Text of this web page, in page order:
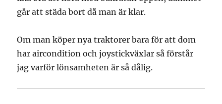
går att städa bort då man är klar.
Om man köper nya traktorer bara för att dom
har aircondition och joystickväxlar så förstår
jag varför lönsamheten är så dålig.